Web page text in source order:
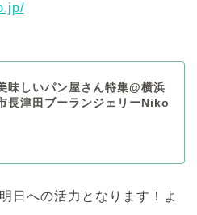
味しいパン屋さん特集@横浜
長津田ブーランジェリーNiko
日への活力となります！よ